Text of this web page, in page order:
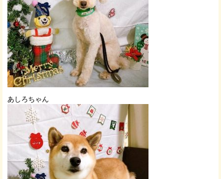
あしろちゃん